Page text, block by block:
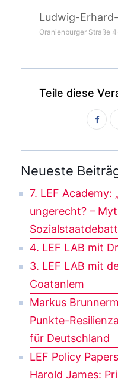
Ludwig-
Oranienburger Straße
Teile diese
Neueste
7. LEF Academy:
ungerecht? –
4. LEF LAB mit
3. LEF LAB mit
Coatanlem
Markus
Punkte-
für Deutschland
LEF Policy
Harold James: